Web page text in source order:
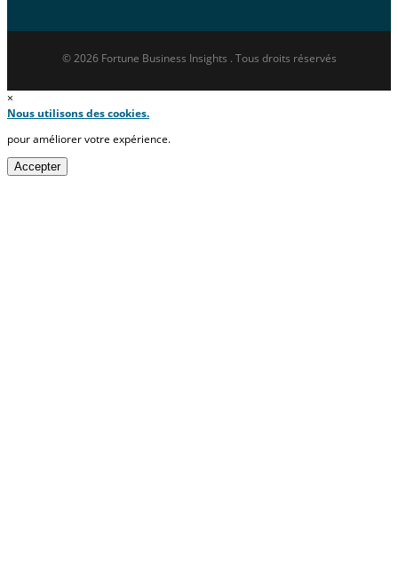
© 2026 Fortune Business Insights . Tous droits réservés
×
Nous utilisons des cookies.
pour améliorer votre expérience.
Accepter